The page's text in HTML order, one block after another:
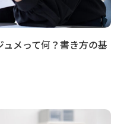
ュメって何？書き方の基